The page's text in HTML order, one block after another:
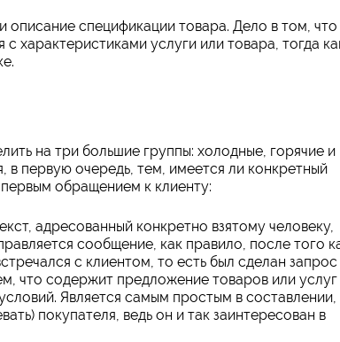
спецификации товара. Дело в том, что
характеристиками услуги или товара, тогда
на три большие группы: холодные, горячие и
в первую очередь, тем, имеется ли конкретный
обращением к клиенту:
адресованный конкретно взятому человеку,
сообщение, как правило, после того
с клиентом, то есть был сделан запрос
что содержит предложение товаров или услуг
Является самым простым в составлении,
покупателя, ведь он и так заинтересован в